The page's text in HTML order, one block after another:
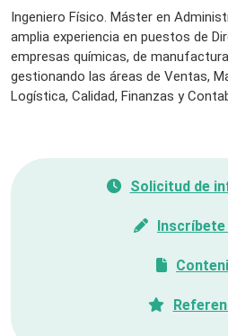
Ingeniero Físico. Máster en
amplia experiencia en puestos de
empresas químicas, de
gestionando las áreas de Ventas,
Logística, Calidad, Finanzas y
Solicitud de